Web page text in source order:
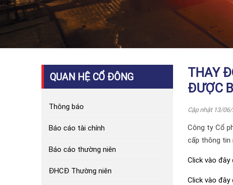
QUAN HỆ CỔ ĐÔNG
Thông báo
Báo cáo tài chính
Báo cáo thường niên
ĐHCĐ Thường niên
THAY
ĐƯỢC
Cập nhật 13/
Công ty Cổ
cấp thông tin
Click vào đây
Click vào đây